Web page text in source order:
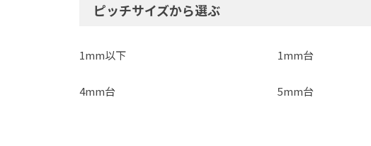
ピッチサイズから選ぶ
1mm以下 1mm台
4mm台 5mm台